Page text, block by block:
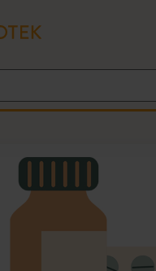
Lista: . Innehåller 1 objekt.